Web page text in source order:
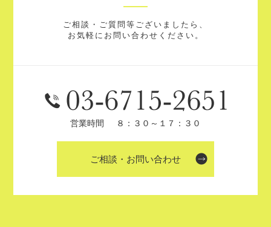
ご相談・ご質問等ございましたら、
お気軽にお問い合わせください。
営業時間 ８：３０～１７：３０
ご相談・お問い合わせ